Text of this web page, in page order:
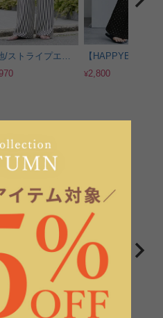
/ストライプエン
・y2818) メ
【HAPPYBAG(B)
【通常タイプ】
¥2,800
ITEM
ンアイテム
ボス加工スキッパ
ラウス
y4569) メール
送10
【HAPPYBAG(A)
レンチスリーブフ
Tシャツ(bel-bs-
¥ 1,650